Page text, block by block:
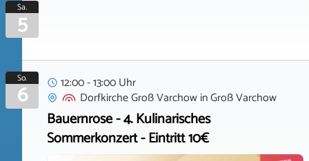
Sa.
5
So.
6
12:00 - 13:00 Uhr
Dorfkirche Groß VarchowinGroß Varchow
Bauernrose - 4. Kulinarisches
Sommerkonzert - Eintritt 10€